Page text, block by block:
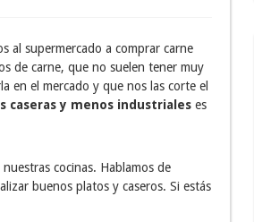
al supermercado a comprar carne
de carne, que no suelen tener muy
en el mercado y que nos las corte el
caseras y menos industrialeses
cocinas. Hablamos de
buenos platos y caseros. Si estás